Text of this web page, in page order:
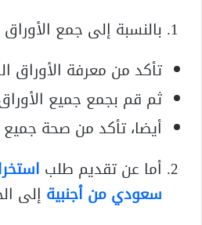
بالنسبة إلى جمع
تأكد من معرفة
ثم قم بجمع جميع
أيضا، تأكد من صحة جميع
أما عن تقديم طلب
سعودي من أجنبية إلى